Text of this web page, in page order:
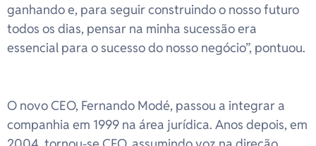
ganhando e, para seguir construindo o nosso futuro
todos os dias, pensar na minha sucessão era
essencial para o sucesso do nosso negócio”, pontuou.
O novo CEO, Fernando Modé, passou a integrar a
companhia em 1999 na área jurídica. Anos depois, em